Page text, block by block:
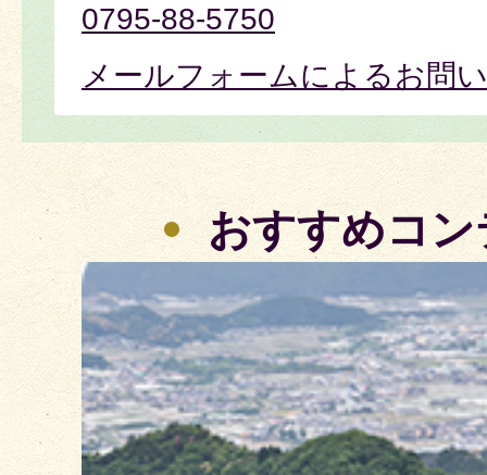
0795-88-5750
メールフォームによるお問
おすすめコ
2
目
の